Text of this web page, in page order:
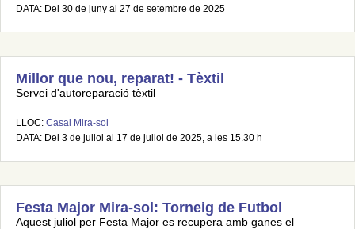
DATA: Del 30 de juny al 27 de setembre de 2025
Millor que nou, reparat! - Tèxtil
Servei d'autoreparació tèxtil
LLOC: Casal Mira-sol
DATA: Del 3 de juliol al 17 de juliol de 2025, a les 15.30 h
Festa Major Mira-sol: Torneig de Futbol
Aquest juliol per Festa Major es recupera amb ganes el